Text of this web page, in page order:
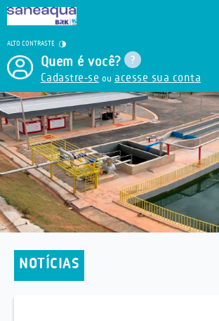
ALTO CONTRASTE
Quem é você?
Cadastre-se ou acesse sua conta
NOTÍCIAS